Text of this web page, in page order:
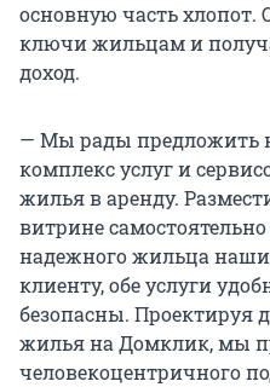
основную часть хлопот.
ключи жильцам и
доход.
— Мы рады предложить
комплекс услуг и
жилья в аренду.
витрине
надежного жильца
клиенту, обе услуги
безопасны. Проектируя
жилья на Домклик, мы
человекоцентричного